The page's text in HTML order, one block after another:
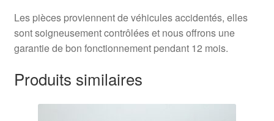
Les pièces proviennent de véhicules accidentés, elles
sont soigneusement contrôlées et nous offrons une
garantie de bon fonctionnement pendant 12 mois.
Produits similaires